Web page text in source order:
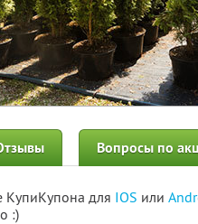
Вопросы по
КупиКупона для IOS или
:)